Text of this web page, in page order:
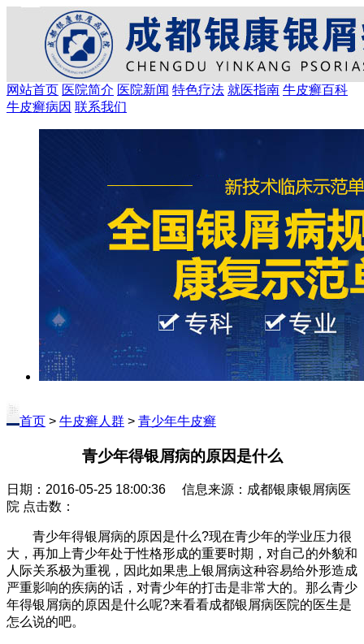
网站首页 医院简介 医院新闻 特色疗法 就医指南 牛皮癣百科
牛皮癣病因 联系我们
首页 > 牛皮癣人群 > 青少年牛皮癣
青少年得银屑病的原因是什么
日期：2016-05-25 18:00:36 信息来源：成都银康银屑病医
院 点击数：
青少年得银屑病的原因是什么?现在青少年的学业压力很
大，再加上青少年处于性格形成的重要时期，对自己的外貌和
人际关系极为重视，因此如果患上银屑病这种容易给外形造成
严重影响的疾病的话，对青少年的打击是非常大的。那么青少
年得银屑病的原因是什么呢?来看看成都银屑病医院的医生是
怎么说的吧。